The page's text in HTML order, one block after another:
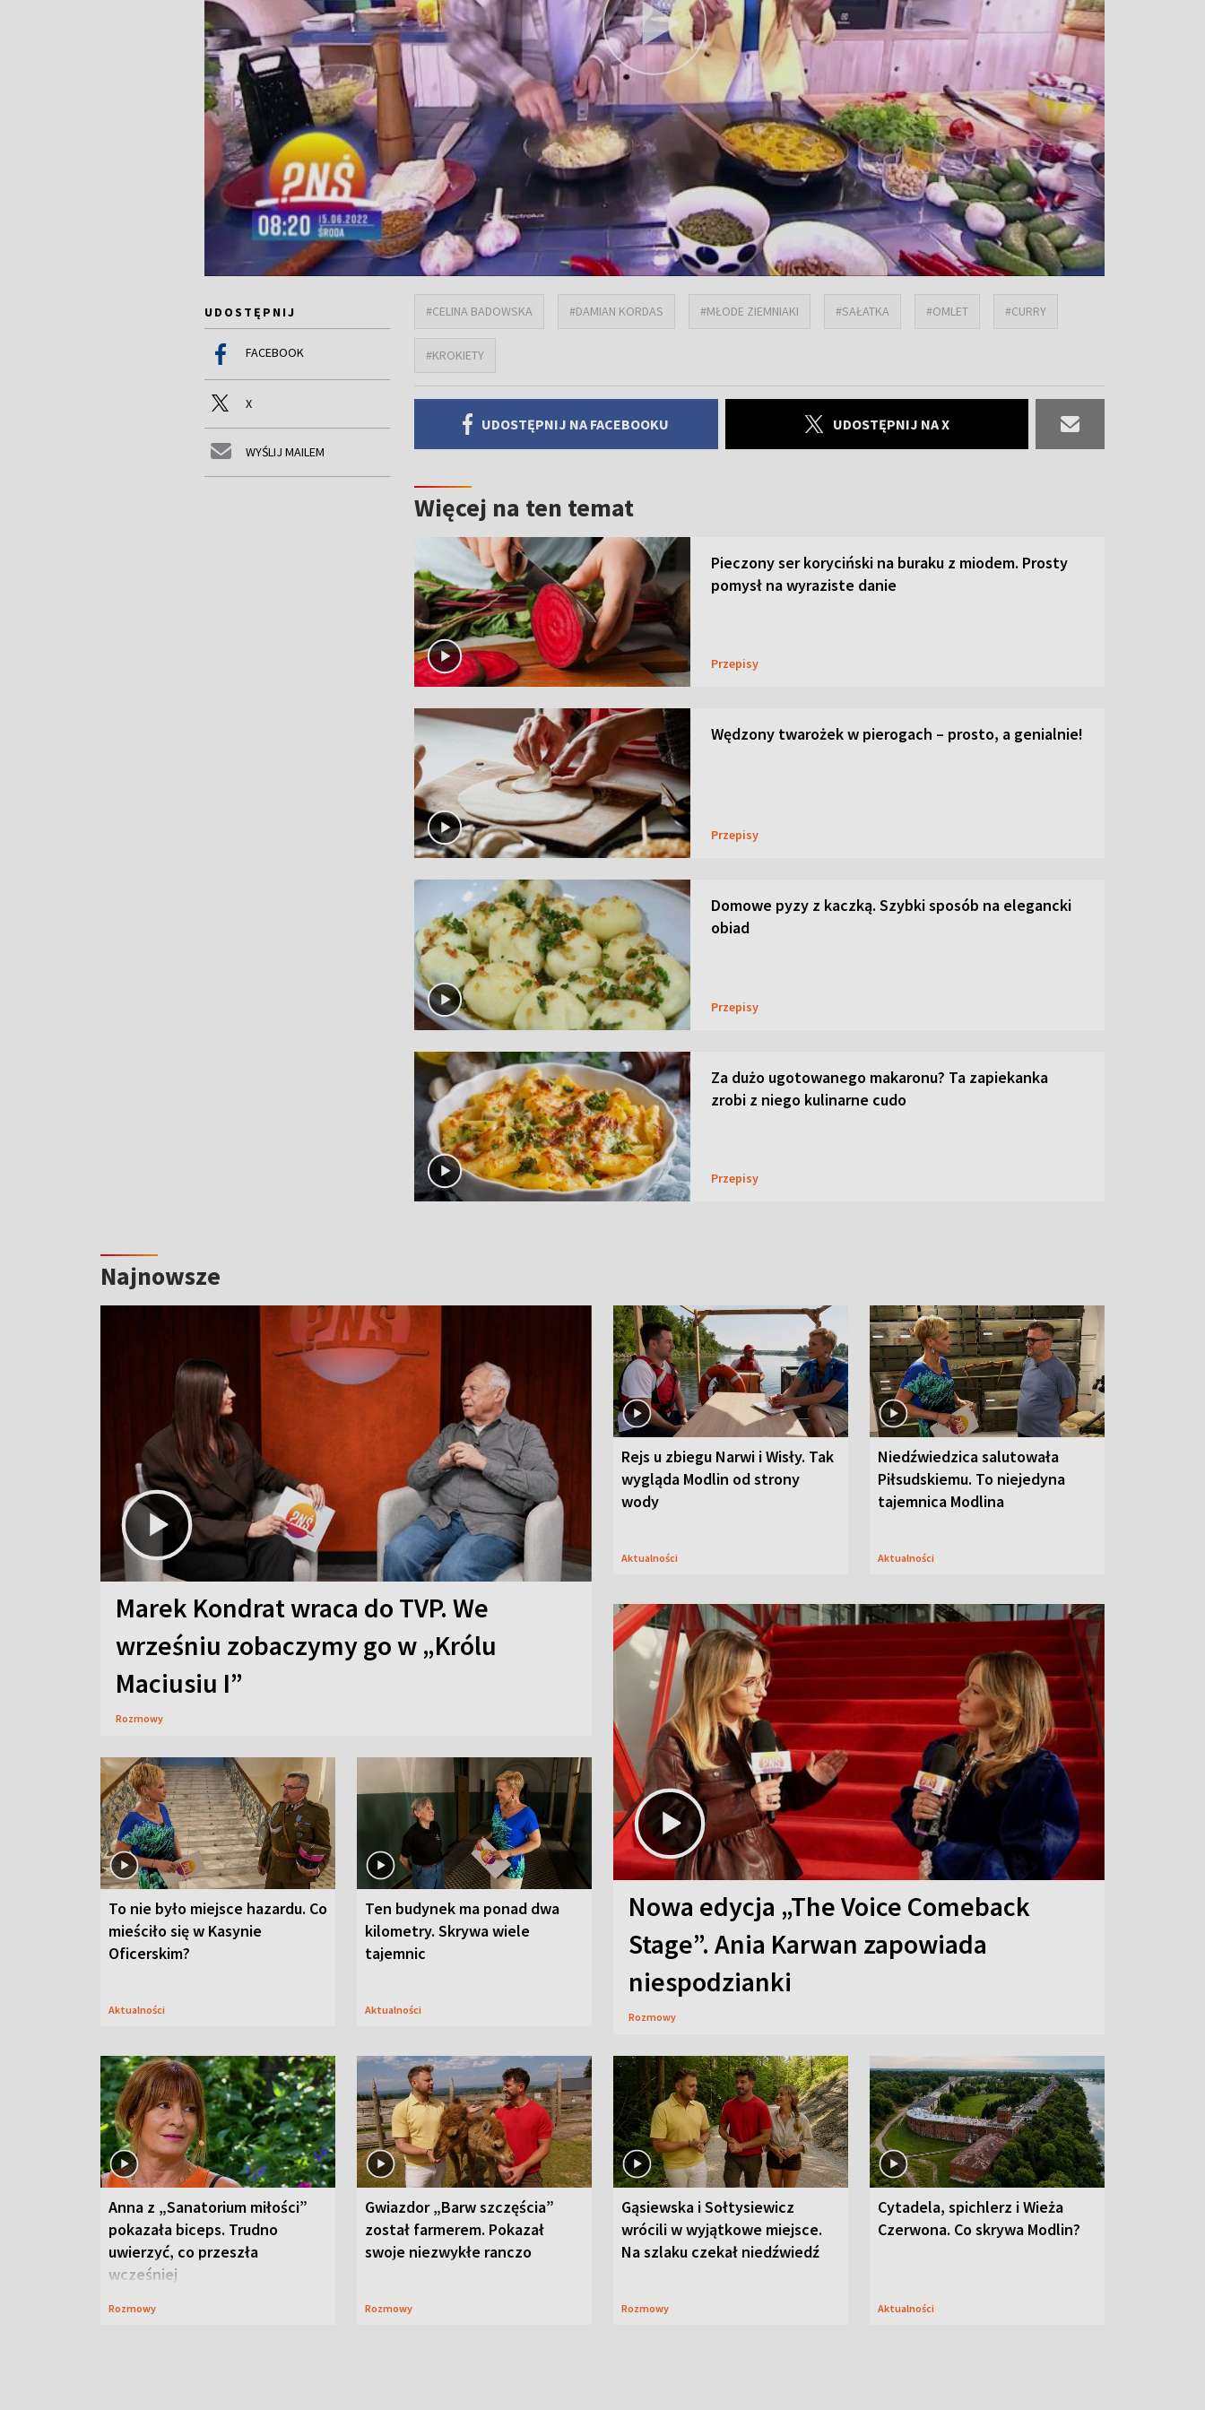
UDOSTĘPNIJ
FACEBOOK
X
WYŚLIJ MAILEM
#CELINA BADOWSKA #DAMIAN KORDAS #MŁODE ZIEMNIAKI #SAŁATKA #OMLET #CURRY
#KROKIETY
UDOSTĘPNIJ NA FACEBOOKU UDOSTĘPNIJ NA X
Więcej na ten temat
Pieczony ser koryciński na buraku z miodem. Prosty
pomysł na wyraziste danie
Przepisy
Wędzony twarożek w pierogach – prosto, a genialnie!
Przepisy
Domowe pyzy z kaczką. Szybki sposób na elegancki
obiad
Przepisy
Za dużo ugotowanego makaronu? Ta zapiekanka
zrobi z niego kulinarne cudo
Przepisy
Najnowsze
Marek Kondrat wraca do TVP. We
wrześniu zobaczymy go w „Królu
Maciusiu I”
Rozmowy
Rejs u zbiegu Narwi i Wisły. Tak
wygląda Modlin od strony
wody
Aktualności
Niedźwiedzica salutowała
Piłsudskiemu. To niejedyna
tajemnica Modlina
Aktualności
To nie było miejsce hazardu. Co
mieściło się w Kasynie
Oficerskim?
Aktualności
Ten budynek ma ponad dwa
kilometry. Skrywa wiele
tajemnic
Aktualności
Nowa edycja „The Voice Comeback
Stage”. Ania Karwan zapowiada
niespodzianki
Rozmowy
Anna z „Sanatorium miłości”
pokazała biceps. Trudno
uwierzyć, co przeszła
wcześniej
Rozmowy
Gwiazdor „Barw szczęścia”
został farmerem. Pokazał
swoje niezwykłe ranczo
Rozmowy
Gąsiewska i Sołtysiewicz
wrócili w wyjątkowe miejsce.
Na szlaku czekał niedźwiedź
Rozmowy
Cytadela, spichlerz i Wieża
Czerwona. Co skrywa Modlin?
Aktualności